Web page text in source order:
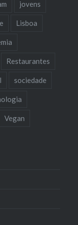
jovens
Lisboa
Restaurantes
sociedade
Vegan